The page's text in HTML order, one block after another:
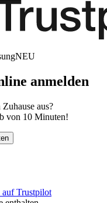
NEU
anmelden
aus?
von 10 Minuten!
auf Trustpilot